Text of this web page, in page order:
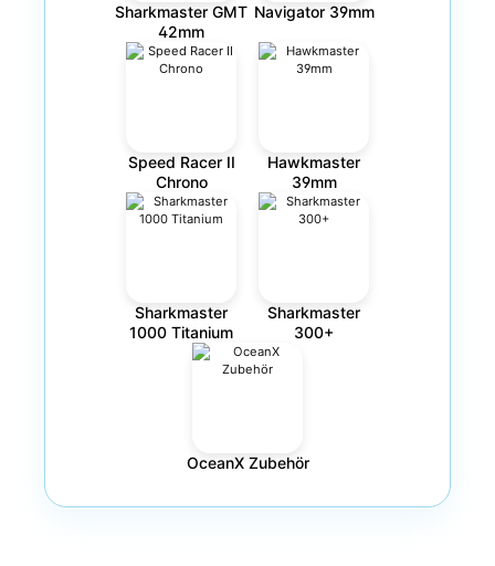
Sharkmaster GMT
42mm
Navigator 39mm
Speed Racer II
Chrono
Hawkmaster
39mm
Sharkmaster
1000 Titanium
Sharkmaster
300+
OceanX Zubehör